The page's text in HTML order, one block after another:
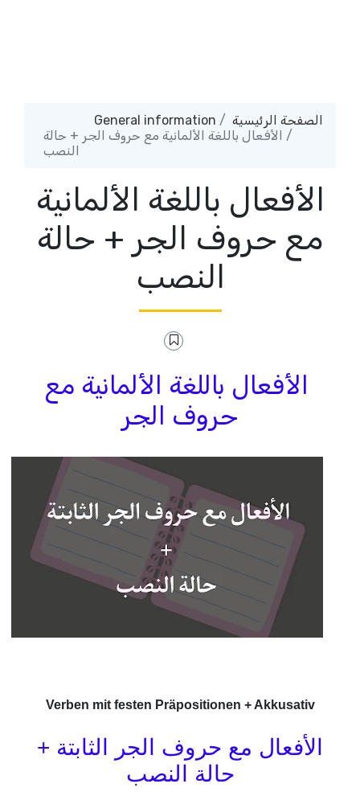
الصفحة الرئيسية
General information
الأفعال باللغة الألمانية مع حروف الجر + حالة
النصب
الأفعال باللغة الألمانية
مع حروف الجر + حالة
النصب
الأفعال باللغة الألمانية مع
حروف الجر
Verben mit festen Präpositionen + Akkusativ
الأفعال مع حروف الجر الثابتة +
حالة النصب